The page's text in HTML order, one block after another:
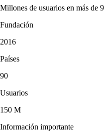
Millones de usuarios en más de
Fundación
2016
Países
90
Usuarios
150 M
Información importante